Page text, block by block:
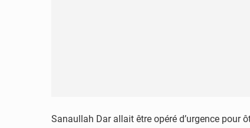
Sanaullah Dar allait être opéré d’urgence pour